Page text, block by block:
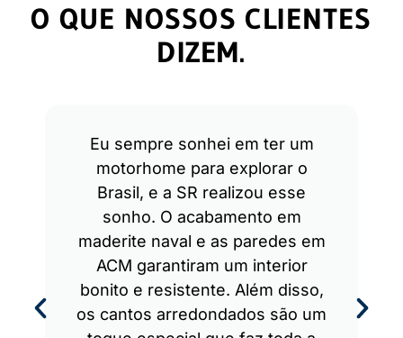
O QUE NOSSOS CLIENTES
DIZEM.
Eu sempre sonhei em ter um
motorhome para explorar o
Brasil, e a SR realizou esse
sonho. O acabamento em
maderite naval e as paredes em
ACM garantiram um interior
bonito e resistente. Além disso,
os cantos arredondados são um